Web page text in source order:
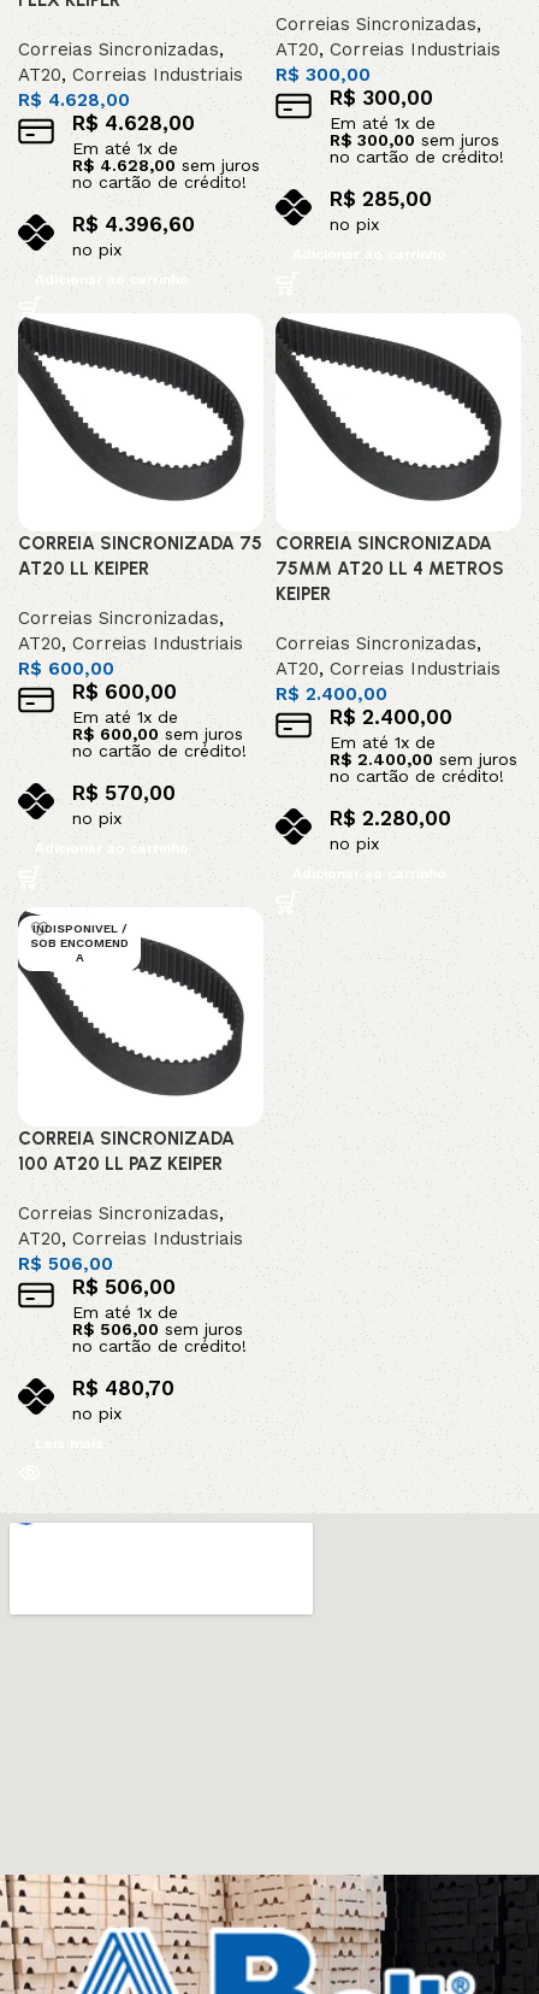
Correias Sincronizadas,
AT20,Correias Industriais
R$4.628,00
R$ 4.628,00
Em até 1x de
R$4.628,00 sem juros
no cartão de crédito!
R$4.396,60
no pix
Adicionar ao carrinho
Correias Sincronizadas,
AT20, Correias Industriais
R$ 300,00
R$300,00
Em até 1x de
R$ 300,00 sem juros
no cartão de crédito!
R$ 285,00
no pix
Adicionar ao carrinho
CORREIA SINCRONIZADA 75
AT20 LL KEIPER
Correias Sincronizadas,
AT20, Correias Industriais
R$ 600,00
R$600,00
Em até 1x de
R$ 600,00sem juros
no cartão de crédito!
R$570,00
no pix
Adicionar ao carrinho
CORREIA SINCRONIZADA
75MM AT20 LL 4 METROS
KEIPER
Correias Sincronizadas,
AT20, Correias Industriais
R$ 2.400,00
R$2.400,00
Em até 1x de
R$ 2.400,00sem juros
no cartão de crédito!
R$ 2.280,00
no pix
Adicionar ao carrinho
INDISPONIVEL /
SOB ENCOMEND
A
CORREIA SINCRONIZADA
100 AT20 LL PAZ KEIPER
Correias Sincronizadas,
AT20,Correias Industriais
R$506,00
R$ 506,00
Em até 1x de
R$ 506,00 sem juros
no cartão de crédito!
R$480,70
no pix
Leia mais